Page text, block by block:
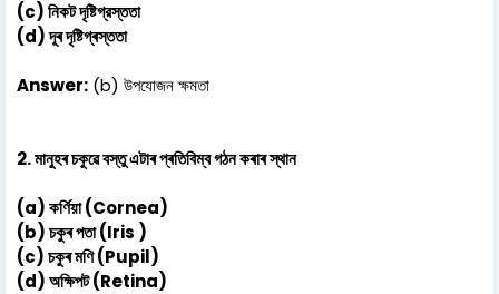
(c) নিকট দৃষ্টিগ্রস্ততা
(d) দূৰ দৃষ্টিগ্ৰস্ততা
Answer: (b) উপযোজন ক্ষমতা
2. মানুহৰ চকুৱে বস্তু এটাৰ প্ৰতিবিম্ব গঠন কৰাৰ স্থান
(a) কর্ণিয়া (Cornea)
(b) চকুৰ পতা (Iris )
(c) চকুৰ মণি (Pupil)
(d) অক্ষিপট (Retina)